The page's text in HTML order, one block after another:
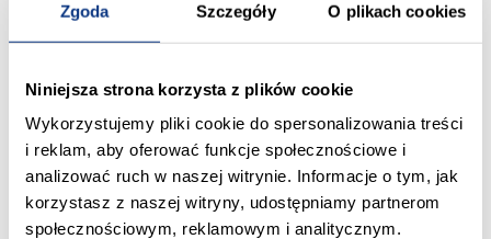
Zgoda Szczegóły O plikach cookies
Niniejsza strona korzysta z plików cookie
Wykorzystujemy pliki cookie do spersonalizowania treści
i reklam, aby oferować funkcje społecznościowe i
analizować ruch w naszej witrynie. Informacje o tym, jak
korzystasz z naszej witryny, udostępniamy partnerom
społecznościowym, reklamowym i analitycznym.
N3
N4 18 35,49
N5 18 58,54 sprzedane
N6 18 60,45 sprzedane